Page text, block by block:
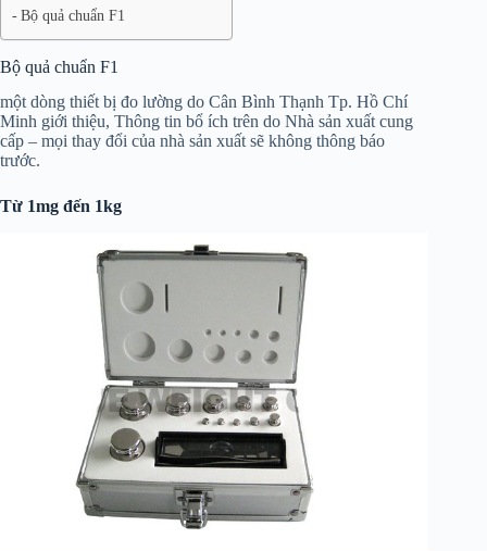
Bộ quả chuẩn F1
Bộ quả chuẩn F1
một dòng thiết bị đo lường do Cân Bình Thạnh Tp. Hồ Chí
Minh giới thiệu, Thông tin bổ ích trên do Nhà sản xuất cung
cấp – mọi thay đổi của nhà sản xuất sẽ không thông báo
trước.
Từ 1mg đến 1kg